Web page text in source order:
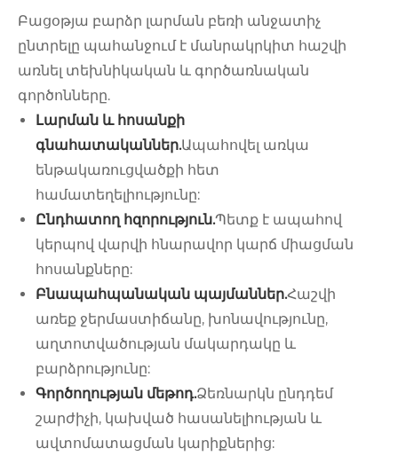
Բացօթյա բարձր լարման բեռի անջատիչ
ընտրելը պահանջում է մանրակրկիտ հաշվի
առնել տեխնիկական և գործառնական
գործոնները.
Լարման և հոսանքի
գնահատականներ.Ապահովել առկա
ենթակառուցվածքի հետ
համատեղելիությունը:
Ընդհատող հզորություն.Պետք է ապահով
կերպով վարվի հնարավոր կարճ միացման
հոսանքները:
Բնապահպանական պայմաններ.Հաշվի
առեք ջերմաստիճանը, խոնավությունը,
աղտոտվածության մակարդակը և
բարձրությունը:
Գործողության մեթոդ.Ձեռնարկն ընդդեմ
շարժիչի, կախված հասանելիության և
ավտոմատացման կարիքներից: